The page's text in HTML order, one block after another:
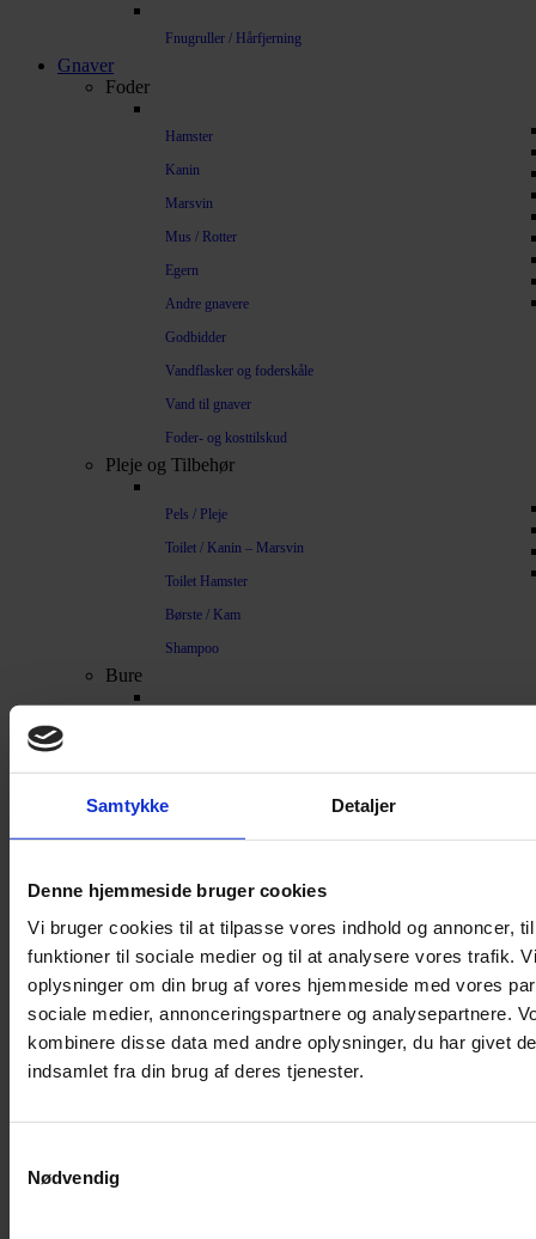
Samtykke Detaljer
Denne hjemmeside bruger cookies
Vi bruger cookies til at tilpasse vores indhold og annoncer,
funktioner til sociale medier og til at analysere vores trafik.
oplysninger om din brug af vores hjemmeside med vores
sociale medier, annonceringspartnere og analysepartnere.
kombinere disse data med andre oplysninger, du har givet
indsamlet fra din brug af deres tjenester.
Nødvendig
Fnugruller / Hårfjerning
Gnaver
Foder
Hamster
Kanin
Marsvin
Mus / Rotter
Egern
Andre gnavere
Godbidder
Vandflasker og foderskåle
Vand til gnaver
Foder- og kosttilskud
Pleje og Tilbehør
Pels / Pleje
Toilet / Kanin – Marsvin
Toilet Hamster
Børste / Kam
Shampoo
Bure
Løbegård
Overdækning løbegård
Indretning til bure
Legepladser til bure
Senge til gnavere
Clips til bure
Strøelse og bundlag